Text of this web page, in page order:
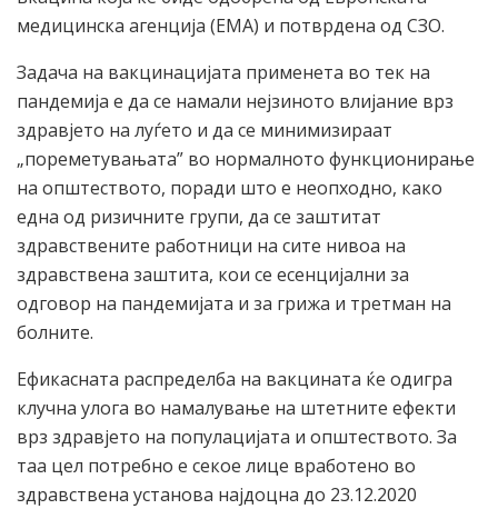
медицинска агенција (ЕМА) и потврдена од СЗО.
Задача на вакцинацијата применета во тек на
пандемија е да се намали нејзиното влијание врз
здравјето на луѓето и да се минимизираат
„пореметувањата” во нормалното функционирање
на општеството, поради што е неопходно, како
една од ризичните групи, да се заштитат
здравствените работници на сите нивоа на
здравствена заштита, кои се есенцијални за
одговор на пандемијата и за грижа и третман на
болните.
Ефикасната распределба на вакцината ќе одигра
клучна улога во намалување на штетните ефекти
врз здравјето на популацијата и општеството. За
таа цел потребно е секое лице вработено во
здравствена установа најдоцна до 23.12.2020